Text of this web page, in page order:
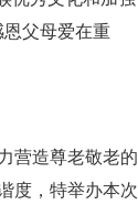
父母爱在重
营造尊老敬老的
度，特举办本次